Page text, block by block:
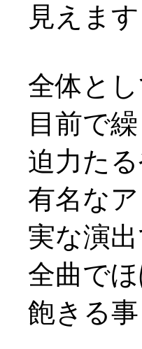
見えま
全体と
目前で
迫力た
有名な
実な演
全曲で
飽きる